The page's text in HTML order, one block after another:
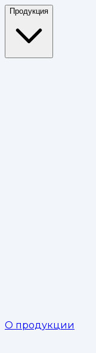
Продукция
О продукции